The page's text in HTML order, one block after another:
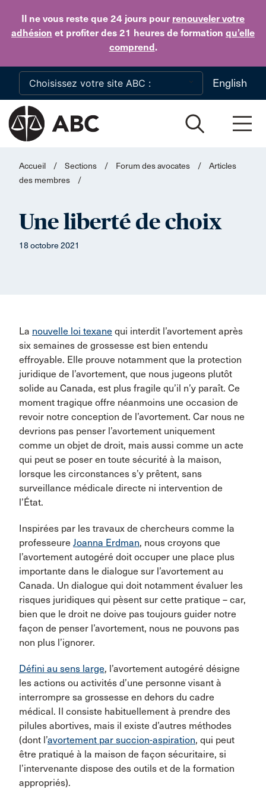
Il ne vous reste que 24 jours pour renouveler votre
adhésion et profiter des 21 heures de formation qu’elle
comprend.
Skip to main content
English
Accueil / Sections / Forum des avocates /
Articles
des membres
/
Une liberté de choix
18 octobre 2021
La nouvelle loi texane qui interdit l’avortement après
six semaines de grossesse est bien entendu
effroyable. Elle prouve notamment que la protection
juridique de l’avortement, que nous jugeons plutôt
solide au Canada, est plus fragile qu’il n’y paraît. Ce
moment tragique offre néanmoins une occasion de
revoir notre conception de l’avortement. Car nous ne
devrions pas penser l’avortement uniquement
comme un objet de droit, mais aussi comme un acte
qui peut se poser en toute sécurité à la maison,
lorsque les circonstances s’y prêtent, sans
surveillance médicale directe ni intervention de
l’État.
Inspirées par les travaux de chercheurs comme la
professeure Joanna Erdman, nous croyons que
l’avortement autogéré doit occuper une place plus
importante dans le dialogue sur l’avortement au
Canada. Un dialogue qui doit notamment évaluer les
risques juridiques qui pèsent sur cette pratique – car,
bien que le droit ne doive pas toujours guider notre
façon de penser l’avortement, nous ne pouvons pas
non plus l’ignorer.
Défini au sens large, l’avortement autogéré désigne
les actions ou activités d’une personne visant à
interrompre sa grossesse en dehors du cadre
médical. Il consiste habituellement à prendre des
pilules abortives, mais il existe d’autres méthodes
(dont l’avortement par succion-aspiration, qui peut
être pratiqué à la maison de façon sécuritaire, si
l’intervenante dispose des outils et de la formation
appropriés).